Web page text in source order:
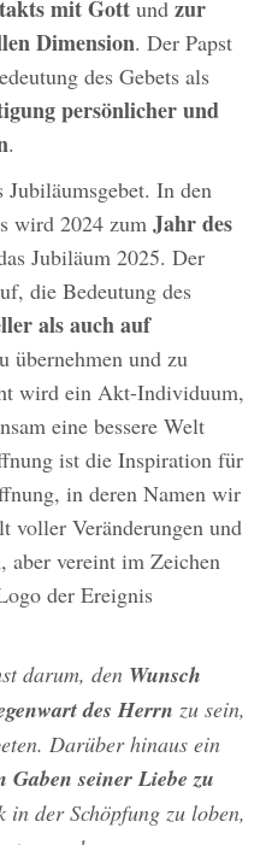
mit Gott und zur
Dimension. Der Papst
des Gebets als
persönlicher und
.
In den
wird 2024 zum Jahr des
Jubiläum 2025. Der
die Bedeutung des
als auch auf
übernehmen und zu
wird ein Akt-Individuum,
eine bessere Welt
ist die Inspiration für
in deren Namen wir
voller Veränderungen und
aber vereint im Zeichen
der Ereignis
darum, den Wunsch
des Herrn zu sein,
Darüber hinaus ein
seiner Liebe zu
in der Schöpfung zu loben,